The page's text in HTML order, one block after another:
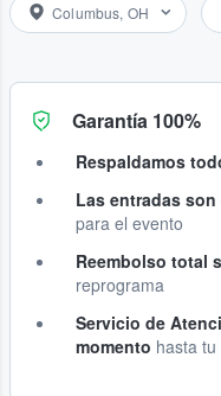
Columbus, OH
Garantía 100%
Respaldamos
Las entradas
para el evento
Reembolso total
reprograma
Servicio de
momento hasta